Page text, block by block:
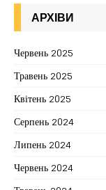
АРХІВИ
Червень 2025
Травень 2025
Квітень 2025
Серпень 2024
Липень 2024
Червень 2024